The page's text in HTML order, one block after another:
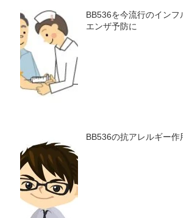
BB536を今流行のインフル
エンザ予防に
BB536の抗アレルギー作用